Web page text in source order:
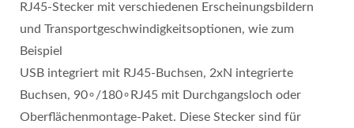
RJ45-Stecker mit verschiedenen Erscheinungsbildern
und Transportgeschwindigkeitsoptionen, wie zum
Beispiel
USB integriert mit RJ45-Buchsen, 2xN integrierte
Buchsen, 90∘/180∘RJ45 mit Durchgangsloch oder
Oberflächenmontage-Paket. Diese Stecker sind für